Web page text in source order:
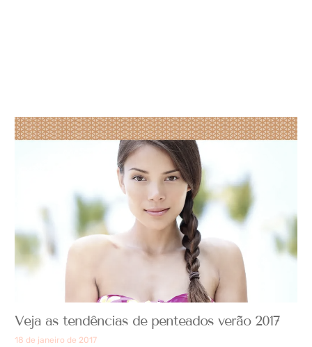
Veja as tendências de penteados verão 2017
18 de janeiro de 2017